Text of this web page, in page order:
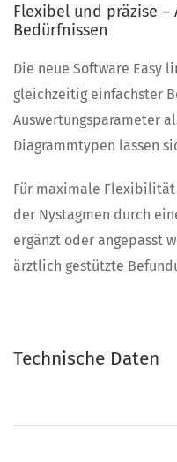
Flexibel und präzise –
Bedürfnissen
Die neue Software Easy
gleichzeitig einfachster
Auswertungsparameter
Diagrammtypen lassen
Für maximale
der Nystagmen durch
ergänzt oder angepasst
ärztlich gestützte
Technische Daten